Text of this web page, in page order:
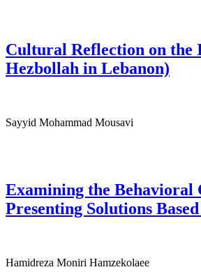
Cultural Reflection on the
Hezbollah in Lebanon)
Sayyid Mohammad Mousavi
Examining the Behavioral
Presenting Solutions
Hamidreza Moniri Hamzekolaee